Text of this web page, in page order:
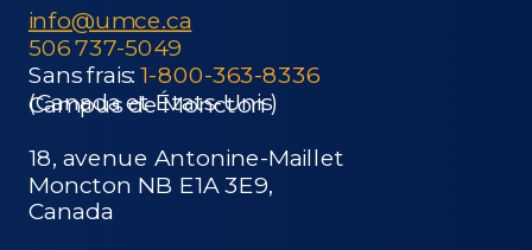
Campus de Moncton
18, avenue Antonine-Maillet
Moncton NB E1A 3E9,
Canada
i​nfo@umce.ca
506 737-5049
Sans frais:1-800-363-8336
(Canada et États-Unis)